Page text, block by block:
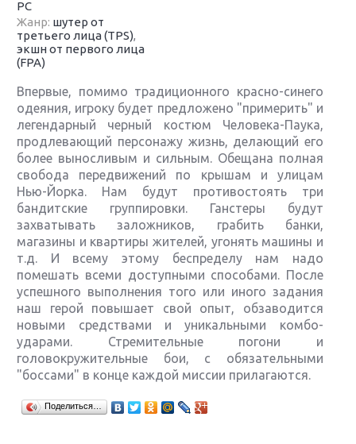
PC
Жанр: шутер от
третьего лица (TPS),
экшн от первого лица
(FPA)
Впервые, помимо традиционного красно-синего
одеяния, игроку будет предложено "примерить" и
легендарный черный костюм Человека-Паука,
продлевающий персонажу жизнь, делающий его
более выносливым и сильным. Обещана полная
свобода передвижений по крышам и улицам
Нью-Йорка. Нам будут противостоять три
бандитские группировки. Ганстеры будут
захватывать заложников, грабить банки,
магазины и квартиры жителей, угонять машины и
т.д. И всему этому беспределу нам надо
помешать всеми доступными способами. После
успешного выполнения того или иного задания
наш герой повышает свой опыт, обзаводится
новыми средствами и уникальными комбо-
ударами. Стремительные погони и
головокружительные бои, с обязательными
"боссами" в конце каждой миссии прилагаются.
Поделиться…
Крупнейшие релизы мая: Nintendo, Microsoft и
Sony